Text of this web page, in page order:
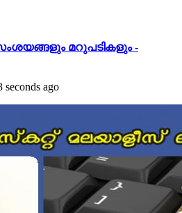
മറുപടികളും -
seconds ago